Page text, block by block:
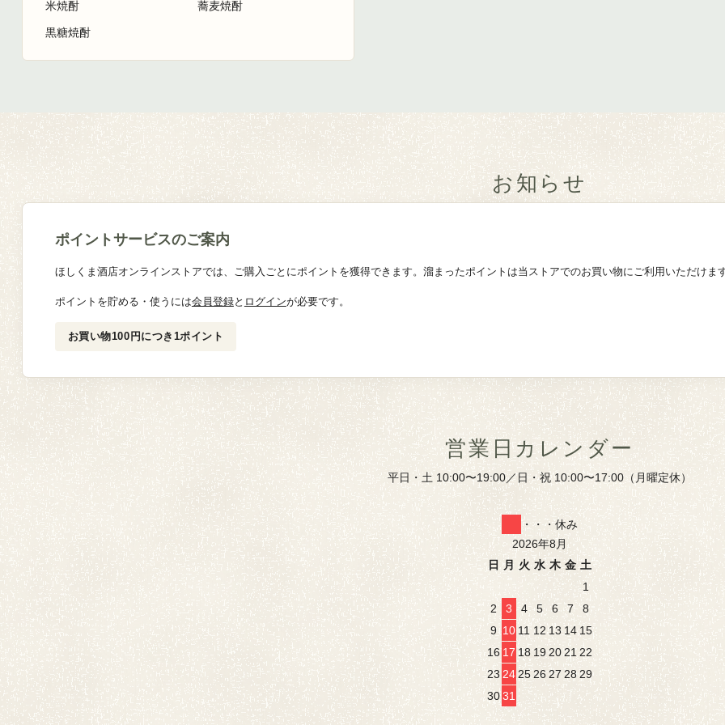
米焼酎
黒糖焼酎
蕎麦焼酎
お知らせ
ポイントサービスのご案内
ほしくま酒店オンラインストアでは、ご購入ごとにポイントを獲得できます。溜まったポイントは当ストアでのお買い物にご利用いただけま
ポイントを貯める・使うには会員登録と ログインが必要です。
お買い物100円につき1ポイント
営業日カレンダー
平日・土 10:00〜19:00／日・祝 10:00〜17:00（月曜定休）
・・・休み
2026年8月
日
月 火 水 木 金 土
1
2
3 4 5 6 7
8
9 10 11 12 13 14 15
16 17 18 1920 21 22
23 24 252627 28 29
3031